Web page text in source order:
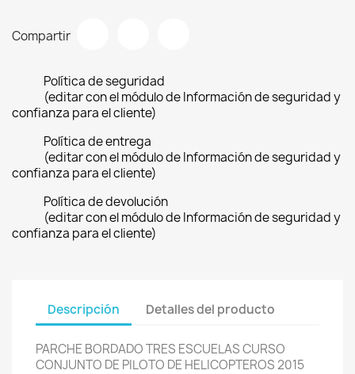
Compartir
Política de seguridad
(editar con el módulo de Información de seguridad y
confianza para el cliente)
Política de entrega
(editar con el módulo de Información de seguridad y
confianza para el cliente)
Política de devolución
(editar con el módulo de Información de seguridad y
confianza para el cliente)
Descripción Detalles del producto
PARCHE BORDADO TRES ESCUELAS CURSO
CONJUNTO DE PILOTO DE HELICOPTEROS 2015